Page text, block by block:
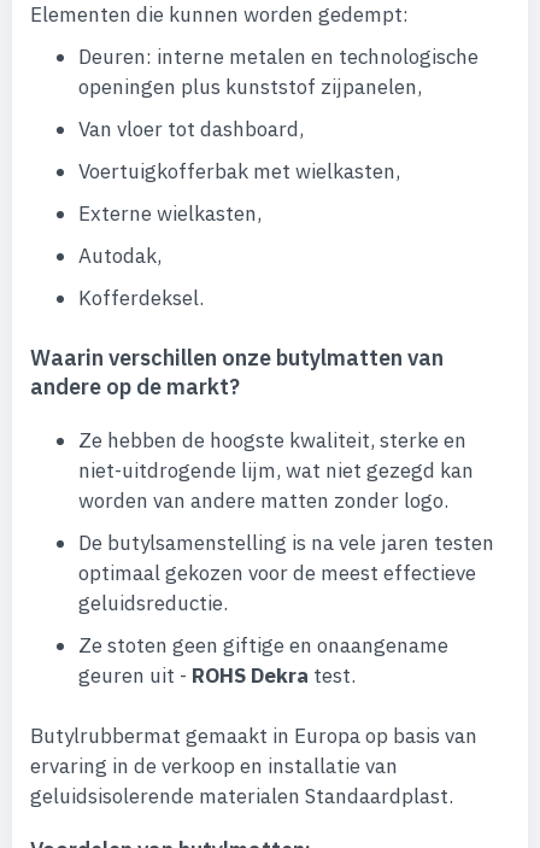
Elementen die kunnen worden gedempt:
Deuren: interne metalen en technologische
openingen plus kunststof zijpanelen,
Van vloer tot dashboard,
Voertuigkofferbak met wielkasten,
Externe wielkasten,
Autodak,
Kofferdeksel.
Waarin verschillen onze butylmatten van
andere op de markt?
Ze hebben de hoogste kwaliteit, sterke en
niet-uitdrogende lijm, wat niet gezegd kan
worden van andere matten zonder logo.
De butylsamenstelling is na vele jaren testen
optimaal gekozen voor de meest effectieve
geluidsreductie.
Ze stoten geen giftige en onaangename
geuren uit - ROHS Dekra test.
Butylrubbermat gemaakt in Europa op basis van
ervaring in de verkoop en installatie van
geluidsisolerende materialen Standaardplast.